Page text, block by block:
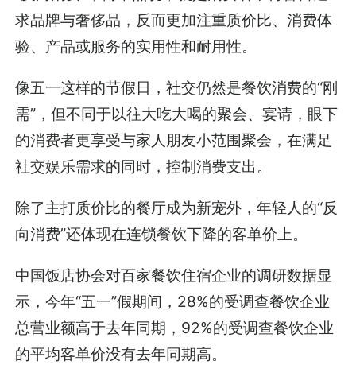
求品牌与奢侈品，反而更加注重质价比、消费体
验、产品或服务的实用性和耐用性。
像五一这样的节假日，社交仍然是餐饮消费的“刚
需”，但不同于以往大吃大喝的聚会、宴请，眼下
的消费者更享受与家人朋友小范围聚会，在满足
社交娱乐需求的同时，控制消费支出。
除了主打质价比的餐厅成为新宠外，年轻人的“反
向消费”还体现在连锁餐饮下降的客单价上。
中国饭店协会对百家餐饮住宿企业的调研数据显
示，今年“五一”假期间，28%的受调查餐饮企业
总营业额高于去年同期，92%的受调查餐饮企业
的平均客单价没有去年同期高。